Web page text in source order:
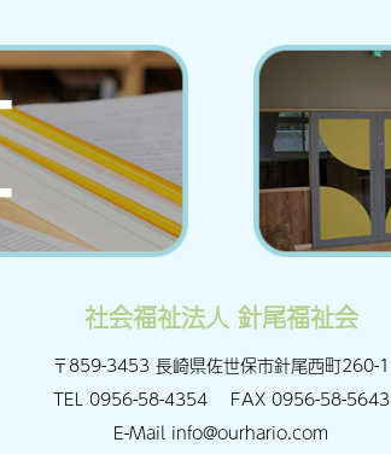
社会福祉法人 針尾福祉会
〒859-3453 長崎県佐世保市針尾西町260-1
TEL 0956-58-4354FAX 0956-58-5643
E-Mail info@ourhario.com